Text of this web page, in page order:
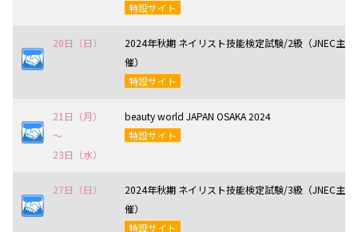
特設サイト
20日（日）
2024年秋期 ネイリスト技能検定試験/2級（JNEC主
催）
特設サイト
21日（月）
〜
23日（水）
beauty world JAPAN OSAKA 2024
特設サイト
27日（日）
2024年秋期 ネイリスト技能検定試験/3級（JNEC主
催）
特設サイト